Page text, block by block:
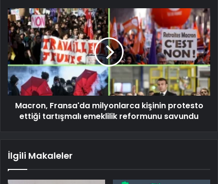
Macron, Fransa'da milyonlarca kişinin protesto
ettiği tartışmalı emeklilik reformunu savundu
İlgili Makaleler